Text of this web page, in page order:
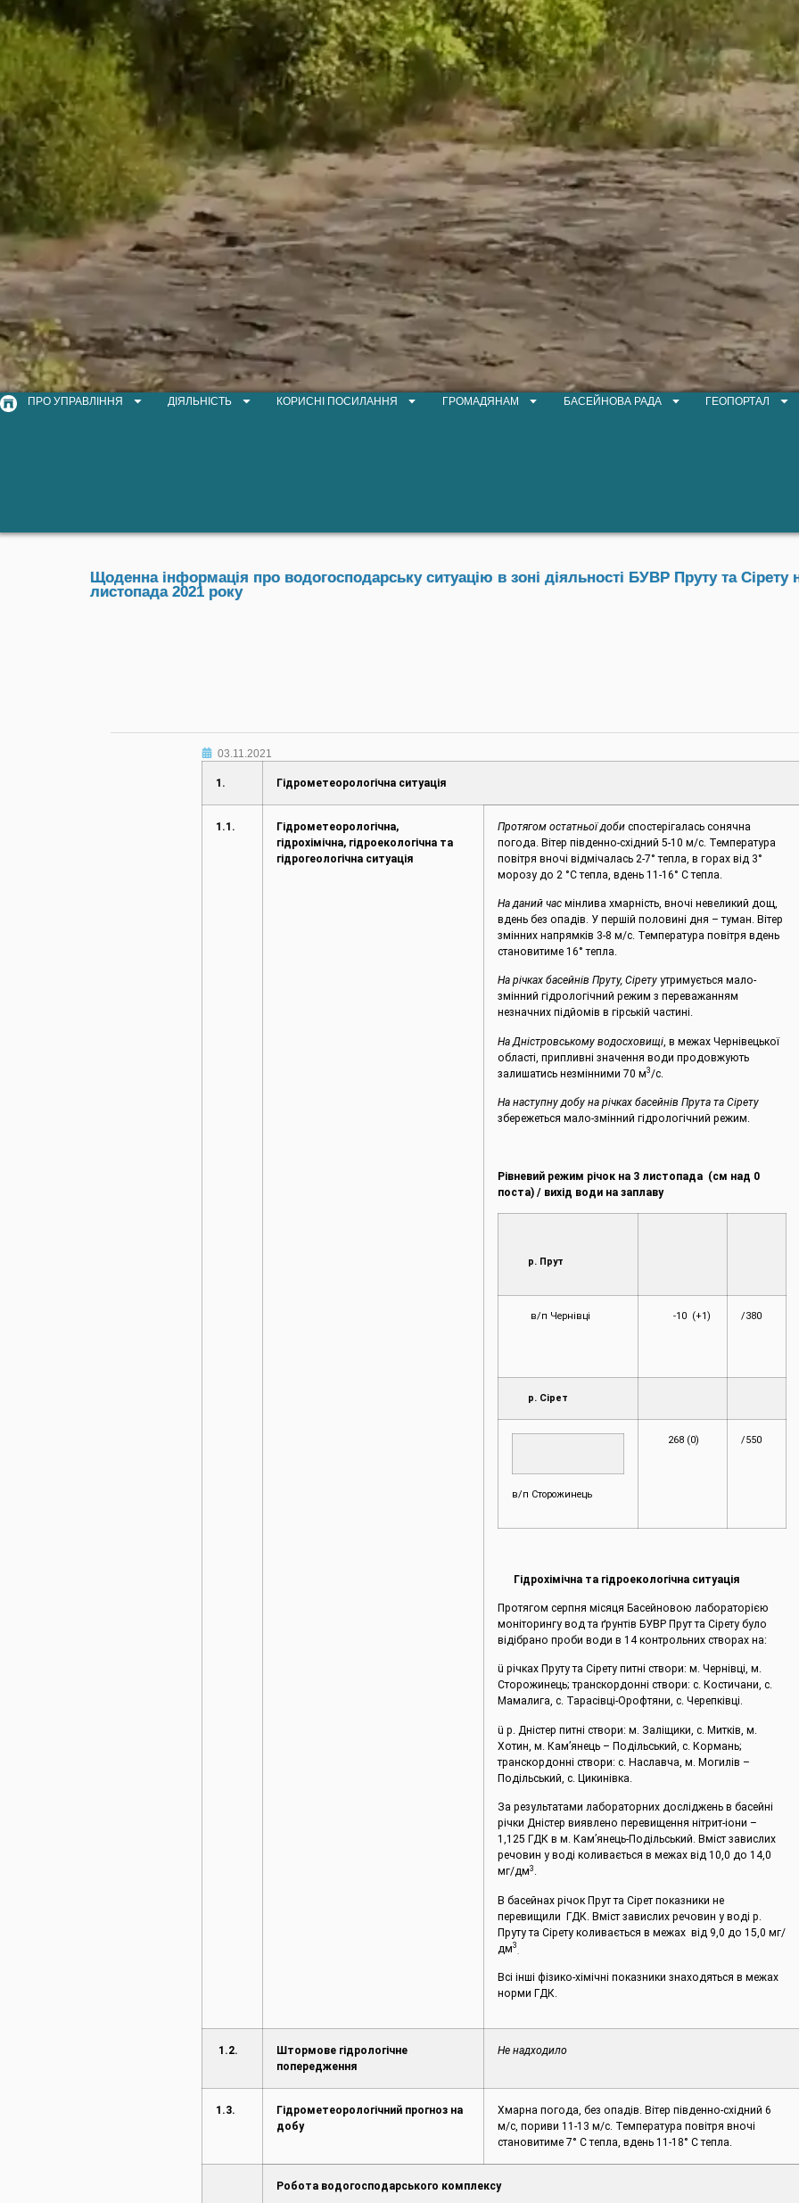
ПРО УПРАВЛІННЯ ДІЯЛЬНІСТЬ КОРИСНІ ПОСИЛАННЯ ГРОМАДЯНАМ БАСЕЙНОВА РАДА ГЕОПОРТАЛ
Щоденна інформація про водогосподарську ситуацію в зоні діяльності БУВР Пруту та Сірету
листопада 2021 року
03.11.2021
1. Гідрометеорологічна ситуація
1.1.
Гідрометеорологічна,
гідрохімічна, гідроекологічна та
гідрогеологічна ситуація
Протягом остатньої доби спостерігалась сонячна
погода. Вітер південно-східний 5-10 м/с. Температура
повітря вночі відмічалась 2-7° тепла, в горах від 3°
морозу до 2 °С тепла, вдень 11-16° С тепла.
На даний часмінлива хмарність, вночі невеликий дощ,
вдень без опадів. У першій половині дня – туман. Вітер
змінних напрямків 3-8 м/с. Температура повітря вдень
становитиме 16° тепла.
На річках басейнів Пруту, Сіретуутримується мало-
змінний гідрологічний режим з переважанням
незначних підйомів в гірській частині.
На Дністровському водосховищі , в межах Чернівецької
області, припливні значення води продовжують
залишатись незмінними 70 м3 /с.
На наступну добу на річках басейнів Прута та Сірету
збережеться мало-змінний гідрологічний режим.
Рівневий режим річок на 3 листопада (см над 0
поста) / вихід води на заплаву
р. Прут
в/п Чернівці -10 (+1) /380
р. Сірет
в/п Сторожинець
268 (0) /550
Гідрохімічна та гідроекологічна ситуація
Протягом серпня місяця Басейновою лабораторією
моніторингу вод та ґрунтів БУВР Прут та Сірету було
відібрано проби води в 14 контрольних створах на:
ü річках Пруту та Сірету питні створи: м. Чернівці, м.
Сторожинець; транскордонні створи: с. Костичани, с.
Мамалига, с. Тарасівці-Орофтяни, с. Черепківці.
ü р. Дністер питні створи: м. Заліщики, с. Митків, м.
Хотин, м. Кам’янець – Подільський, с. Кормань;
транскордонні створи: с. Наславча, м. Могилів –
Подільський, с. Цикинівка.
За результатами лабораторних досліджень в басейні
річки Дністер виявлено перевищення нітрит-іони –
1,125 ГДК в м. Кам’янець-Подільський. Вміст завислих
речовин у воді коливається в межах від 10,0 до 14,0
мг/дм3 .
В басейнах річок Прут та Сірет показники не
перевищили ГДК. Вміст завислих речовин у воді р.
Пруту та Сірету коливається в межах від 9,0 до 15,0 мг/
дм3
Всі інші фізико-хімічні показники знаходяться в межах
норми ГДК.
1.2.
Штормове гідрологічне
попередження
Не надходило
1.3.
Гідрометеорологічний прогноз на
добу
Хмарна погода, без опадів. Вітер південно-східний 6
м/c, пориви 11-13 м/с. Температура повітря вночі
становитиме 7° С тепла, вдень 11-18° С тепла.
Робота водогосподарського комплексу